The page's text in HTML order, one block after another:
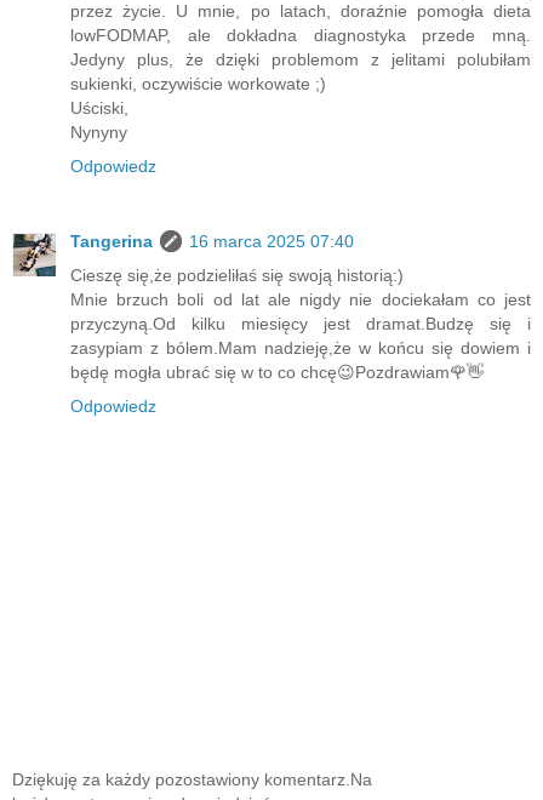
przez życie. U mnie, po latach, doraźnie pomogła dieta
lowFODMAP, ale dokładna diagnostyka przede mną.
Jedyny plus, że dzięki problemom z jelitami polubiłam
sukienki, oczywiście workowate ;)
Uściski,
Nynyny
Odpowiedz
Tangerina
16 marca 2025 07:40
Cieszę się,że podzieliłaś się swoją historią:)
Mnie brzuch boli od lat ale nigdy nie dociekałam co jest
przyczyną.Od kilku miesięcy jest dramat.Budzę się i
zasypiam z bólem.Mam nadzieję,że w końcu się dowiem i
będę mogła ubrać się w to co chcę😉Pozdrawiam🌹👋
Odpowiedz
Dziękuję za każdy pozostawiony komentarz.Na